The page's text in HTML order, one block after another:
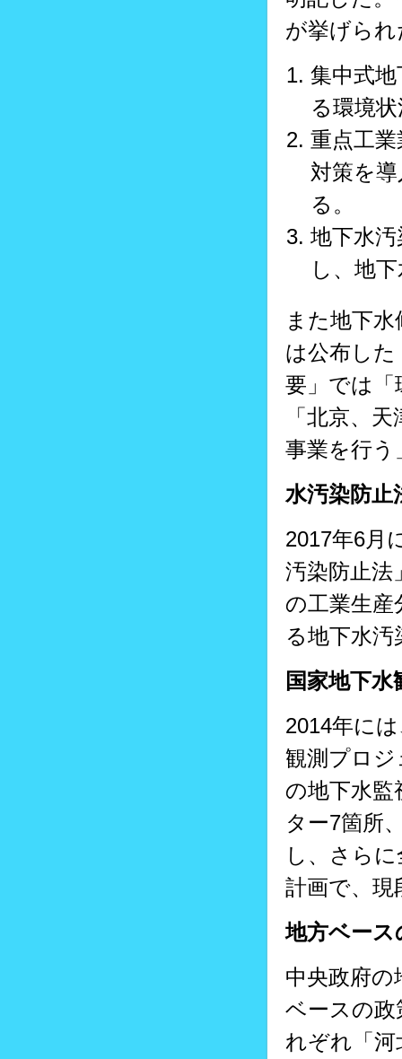
が挙げられ
集中式
る環境
重点工
対策を
る。
地下水
し、地
また地下
は公布した
要」では「
「北京、
事業を行う
水汚染防止
2017年6月
汚染防止法
の工業生産
る地下水
国家地下
2014年に
観測プロ
の地下水監
ター7箇所
し、さら
計画で、現
地方ベース
中央政府の
ベースの政
れぞれ「河